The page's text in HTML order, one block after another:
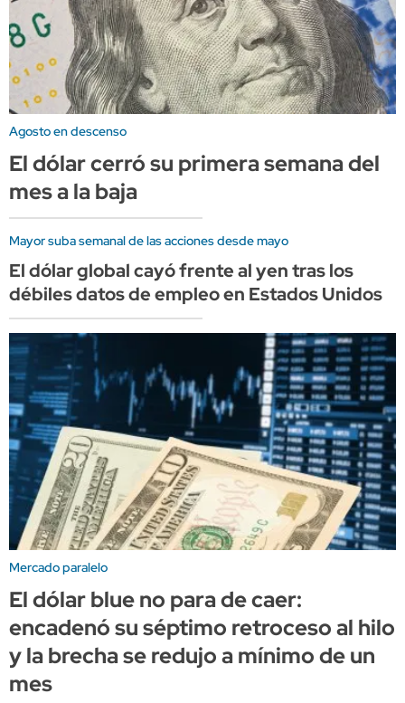
Agosto en descenso
El dólar cerró su primera semana del
mes a la baja
Mayor suba semanal de las acciones desde mayo
El dólar global cayó frente al yen tras los
débiles datos de empleo en Estados Unidos
Mercado paralelo
El dólar blue no para de caer:
encadenó su séptimo retroceso al hilo
y la brecha se redujo a mínimo de un
mes